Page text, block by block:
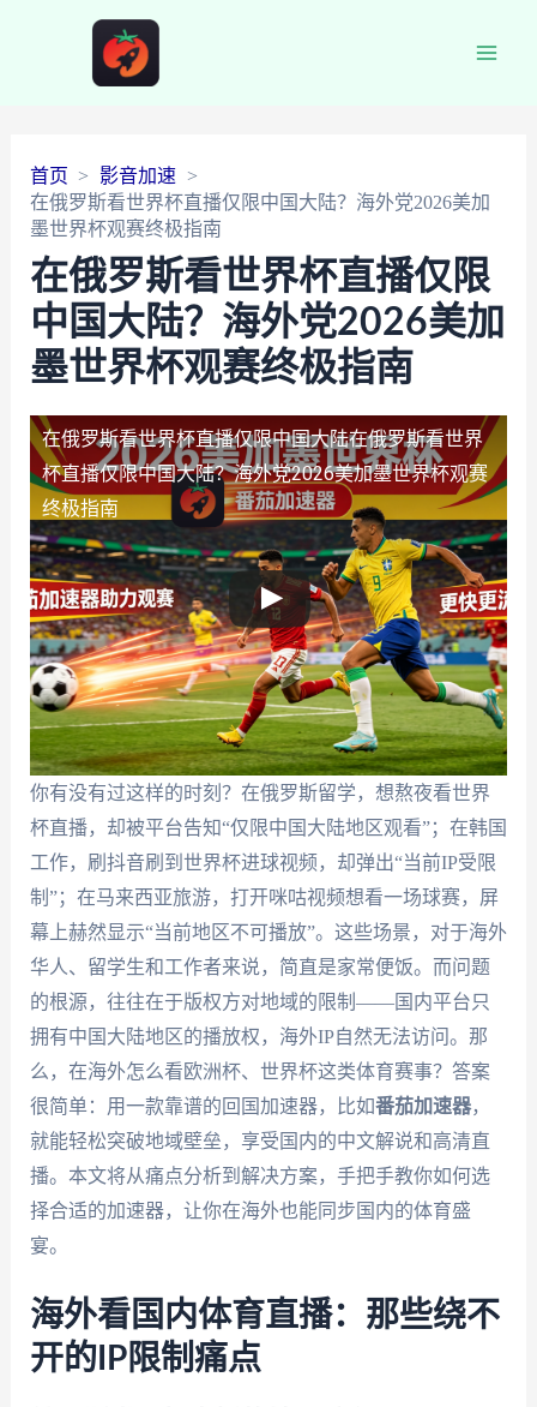
首页
影音加速
在俄罗斯看世界杯直播仅限中国大陆？海外党2026美加
墨世界杯观赛终极指南
在俄罗斯看世界杯直播仅限
中国大陆？海外党2026美加
墨世界杯观赛终极指南
在俄罗斯看世界杯直播仅限中国大陆在俄罗斯看世界
杯直播仅限中国大陆？海外党2026美加墨世界杯观赛
终极指南
你有没有过这样的时刻？在俄罗斯留学，想熬夜看世界
杯直播，却被平台告知“仅限中国大陆地区观看”；在韩国
工作，刷抖音刷到世界杯进球视频，却弹出“当前IP受限
制”；在马来西亚旅游，打开咪咕视频想看一场球赛，屏
幕上赫然显示“当前地区不可播放”。这些场景，对于海外
华人、留学生和工作者来说，简直是家常便饭。而问题
的根源，往往在于版权方对地域的限制——国内平台只
拥有中国大陆地区的播放权，海外IP自然无法访问。那
么，在海外怎么看欧洲杯、世界杯这类体育赛事？答案
很简单：用一款靠谱的回国加速器，比如番茄加速器，
就能轻松突破地域壁垒，享受国内的中文解说和高清直
播。本文将从痛点分析到解决方案，手把手教你如何选
择合适的加速器，让你在海外也能同步国内的体育盛
宴。
海外看国内体育直播：那些绕不
开的IP限制痛点